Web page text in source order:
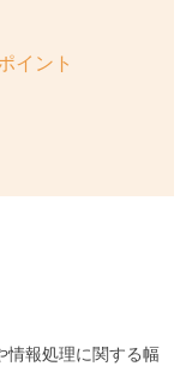
イント
情報処理に関する幅